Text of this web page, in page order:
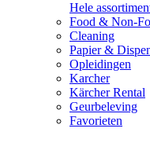
Hele
Food & Non-
Cleaning
Papier &
Opleidingen
Karcher
Kärcher Rental
Geurbeleving
Favorieten